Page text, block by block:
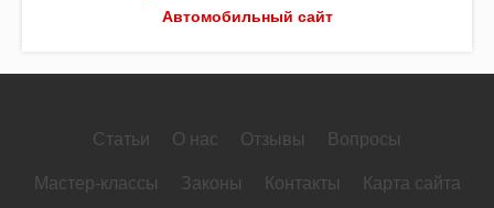
Автомобильный сайт
Статьи О нас Отзывы Вопросы
Мастер-классы Законы Контакты Карта сайта